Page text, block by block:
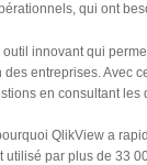
qui ont
innovant qui
entreprises. Avec
en consultant
QlikView a
utilisé par plus de 33